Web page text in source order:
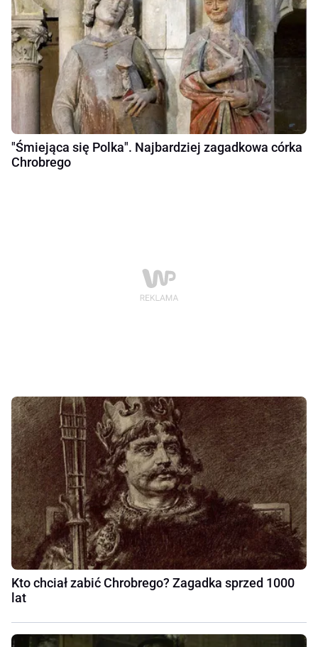
"Śmiejąca się Polka". Najbardziej zagadkowa córka
Chrobrego
Kto chciał zabić Chrobrego? Zagadka sprzed 1000
lat